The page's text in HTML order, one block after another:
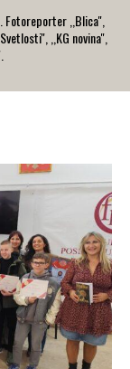
Fotoreporter ,,Blica'',
,,KG novina'',